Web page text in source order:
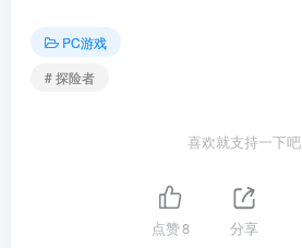
PC游戏
# 探险者
喜欢就支持一下吧
点赞8 分享